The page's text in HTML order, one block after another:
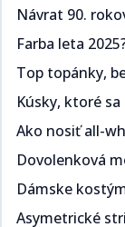
Návrat 90. rokov: Späť do školy, späť do štýlu​​​​‌
Farba leta 2025? Túto musíš mať vo svojom
Top topánky, bez ktorých na dovolenku
Kúsky, ktoré sa oplatí kúpiť v letnom výpredaji 2025​​​​‌
Ako nosiť all-white look bez rizika nudy?​​​​‌
Dámske kostýmy: Horúci trend leta 2025